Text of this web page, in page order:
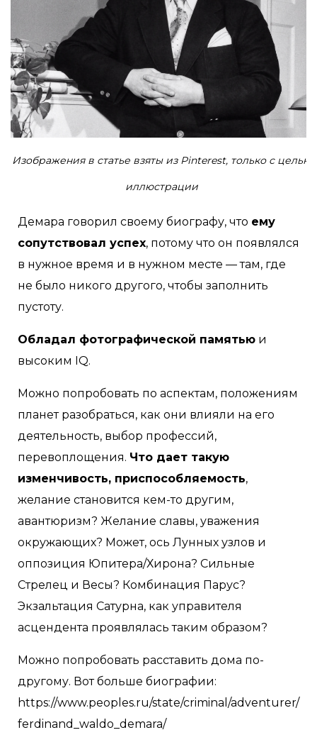
Изображения в статье взяты из Pinterest, только с целью
иллюстрации
Демара говорил своему биографу, что ему
сопутствовал успех, потому что он появлялся
в нужное время и в нужном месте — там, где
не было никого другого, чтобы заполнить
пустоту.
Обладал фотографической памятью и
высоким IQ.
Можно попробовать по аспектам, положениям
планет разобраться, как они влияли на его
деятельность, выбор профессий,
перевоплощения. Что дает такую
изменчивость, приспособляемость,
желание становится кем-то другим,
авантюризм? Желание славы, уважения
окружающих? Может, ось Лунных узлов и
оппозиция Юпитера/Хирона? Сильные
Стрелец и Весы? Комбинация Парус?
Экзальтация Сатурна, как управителя
асцендента проявлялась таким образом?
Можно попробовать расставить дома по-
другому. Вот больше биографии:
https://www.peoples.ru/state/criminal/adventurer/
ferdinand_waldo_demara/